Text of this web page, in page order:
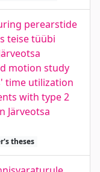
perearstide
teise tüübi
motion study
time utilization
with type 2
Järveotsa
theses